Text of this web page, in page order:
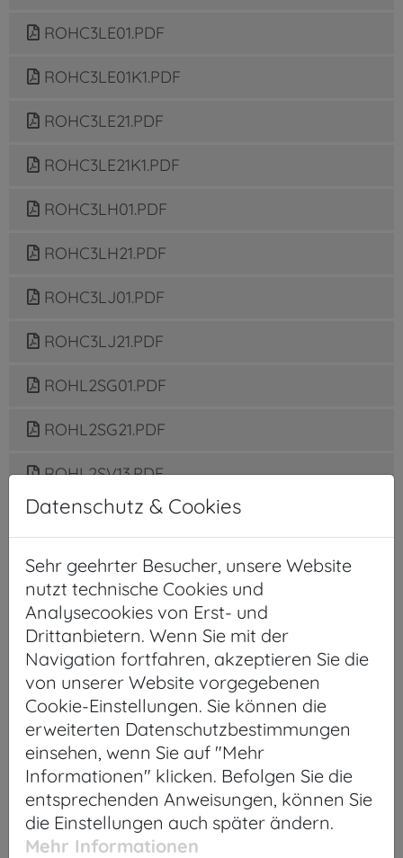
ROHC3LE01.PDF
ROHC3LE01K1.PDF
ROHC3LE21.PDF
ROHC3LE21K1.PDF
ROHC3LH01.PDF
ROHC3LH21.PDF
ROHC3LJ01.PDF
ROHC3LJ21.PDF
ROHL2SG01.PDF
ROHL2SG21.PDF
ROHL2SV13.PDF
ROHL2SV23.PDF
ROHL2SX13.PDF
ROHL2SX23.PDF
ROHL2SY13.PDF
ROHL2SY23.PDF
ROHL3LE21.PDF
ROHL3LF01.PDF
ROHL3LF21 .PDF
Datenschutz & Cookies
Sehr geehrter Besucher, unsere Website
nutzt technische Cookies und
Analysecookies von Erst- und
Drittanbietern. Wenn Sie mit der
Navigation fortfahren, akzeptieren Sie die
von unserer Website vorgegebenen
Cookie-Einstellungen. Sie können die
erweiterten Datenschutzbestimmungen
einsehen, wenn Sie auf "Mehr
Informationen" klicken. Befolgen Sie die
entsprechenden Anweisungen, können Sie
die Einstellungen auch später ändern.
Mehr Informationen